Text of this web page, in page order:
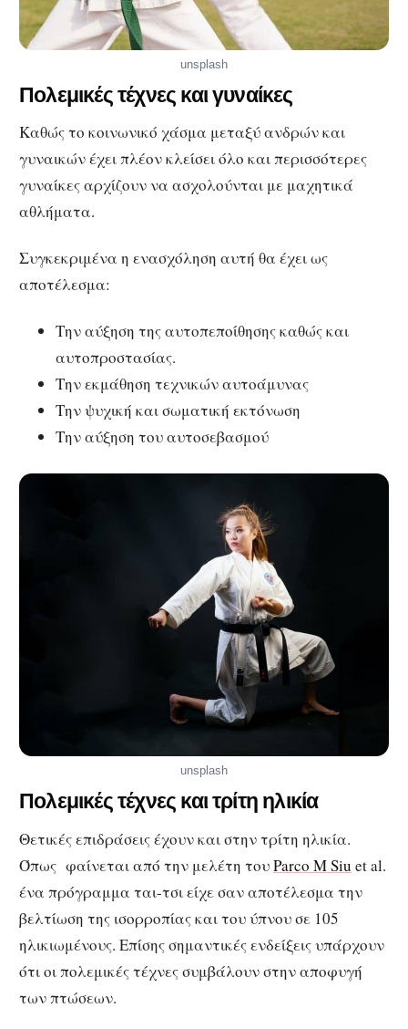
unsplash
Πολεμικές τέχνες και γυναίκες
Καθώς το κοινωνικό χάσμα μεταξύ ανδρών και
γυναικών έχει πλέον κλείσει όλο και περισσότερες
γυναίκες αρχίζουν να ασχολούνται με μαχητικά
αθλήματα.
Συγκεκριμένα η ενασχόληση αυτή θα έχει ως
αποτέλεσμα:
Την αύξηση της αυτοπεποίθησης καθώς και
αυτοπροστασίας.
Την εκμάθηση τεχνικών αυτοάμυνας
Την ψυχική και σωματική εκτόνωση
Την αύξηση του αυτοσεβασμού
unsplash
Πολεμικές τέχνες και τρίτη ηλικία
Θετικές επιδράσεις έχουν και στην τρίτη ηλικία.
Όπως φαίνεται από την μελέτη τουParco M Siu et al.
ένα πρόγραμμα ται-τσι είχε σαν αποτέλεσμα την
βελτίωση της ισορροπίας και του ύπνου σε 105
ηλικιωμένους. Επίσης σημαντικές ενδείξεις υπάρχουν
ότι οι πολεμικές τέχνες συμβάλουν στην αποφυγή
των πτώσεων.